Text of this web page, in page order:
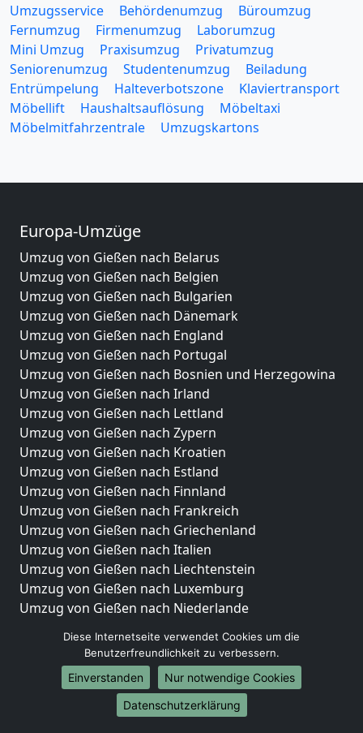
Umzugsservice Behördenumzug
Büroumzug
Fernumzug
Firmenumzug
Laborumzug
Mini Umzug
Praxisumzug
Privatumzug
Seniorenumzug
Studentenumzug
Beiladung
Entrümpelung
Halteverbotszone
Klaviertransport
Möbellift
Haushaltsauflösung
Möbeltaxi
Möbelmitfahrzentrale
Umzugskartons
Europa-Umzüge
Umzug von Gießen nach Belarus
Umzug von Gießen nach Belgien
Umzug von Gießen nach Bulgarien
Umzug von Gießen nach Dänemark
Umzug von Gießen nach England
Umzug von Gießen nach Portugal
Umzug von Gießen nach Bosnien und Herzegowina
Umzug von Gießen nach Irland
Umzug von Gießen nach Lettland
Umzug von Gießen nach Zypern
Umzug von Gießen nach Kroatien
Umzug von Gießen nach Estland
Umzug von Gießen nach Finnland
Umzug von Gießen nach Frankreich
Umzug von Gießen nach Griechenland
Umzug von Gießen nach Italien
Umzug von Gießen nach Liechtenstein
Umzug von Gießen nach Luxemburg
Umzug von Gießen nach Niederlande
Umzüge-Deutschlandweit
Umzug von Gießen nach Berlin
Umzug von Gießen nach Hamburg
Diese Internetseite verwendet Cookies um die
Benutzerfreundlichkeit zu verbessern.
Einverstanden
Nur notwendige Cookies
Datenschutzerklärung